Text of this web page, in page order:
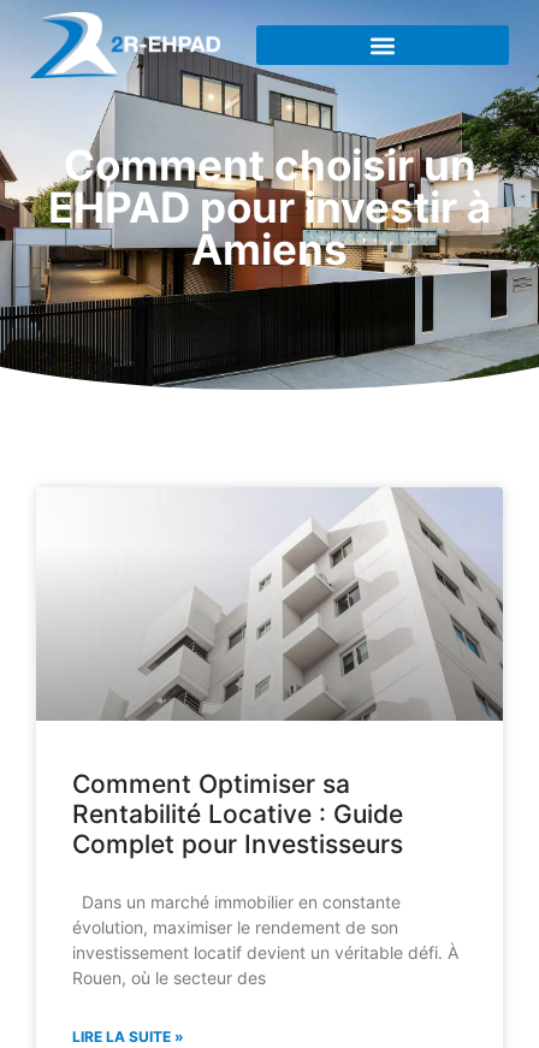
Comment choisir un
EHPAD pour investir à
Amiens
Comment Optimiser sa
Rentabilité Locative : Guide
Complet pour Investisseurs
Dans un marché immobilier en constante
évolution, maximiser le rendement de son
investissement locatif devient un véritable défi. À
Rouen, où le secteur des
LIRE LA SUITE »